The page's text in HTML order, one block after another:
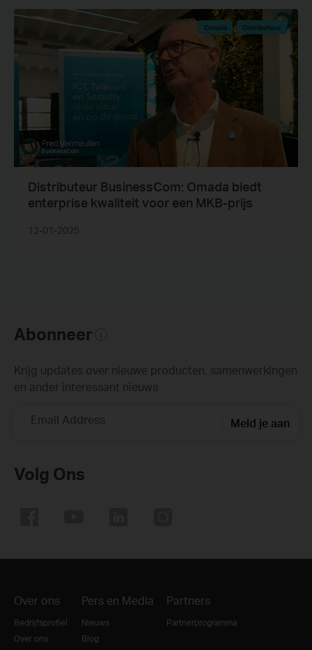
Omada Distributeur
Distributeur BusinessCom: Omada biedt
enterprise kwaliteit voor een MKB-prijs
12-01-2025
Abonneer
Krijg updates over nieuwe producten, samenwerkingen
en ander interessant nieuws
Email Address Meld je aan
Volg Ons
Over ons
Bedrijfsprofiel
Over ons
Pers en Media
Nieuws
Blog
Partners
Partnerprogramma